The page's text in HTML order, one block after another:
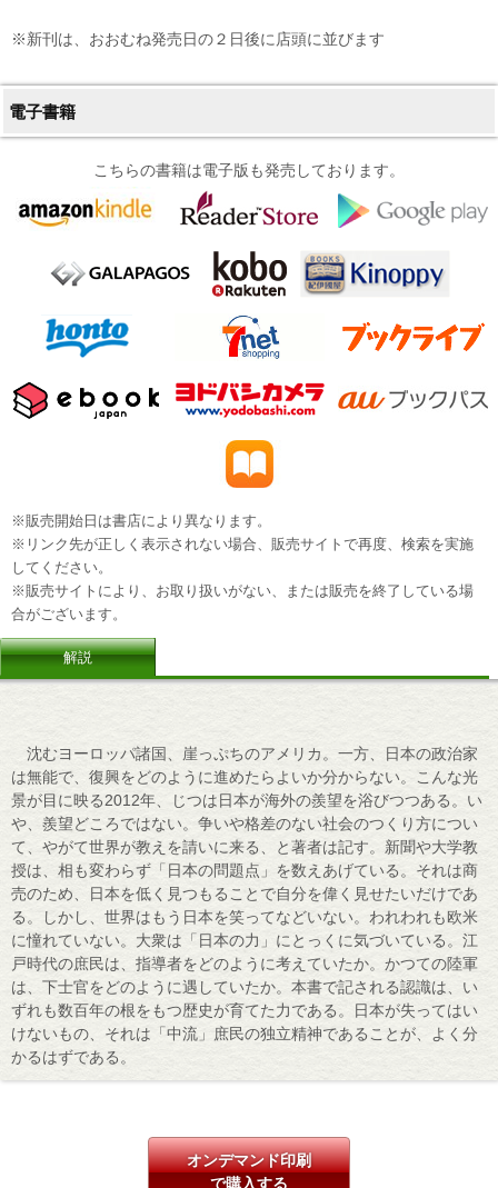
※新刊は、おおむね発売日の２日後に店頭に並びます
電子書籍
こちらの書籍は電子版も発売しております。
※販売開始日は書店により異なります。
※リンク先が正しく表示されない場合、販売サイトで再度、検索を実施
してください。
※販売サイトにより、お取り扱いがない、または販売を終了している場
合がございます。
解説
沈むヨーロッパ諸国、崖っぷちのアメリカ。一方、日本の政治家
は無能で、復興をどのように進めたらよいか分からない。こんな光
景が目に映る2012年、じつは日本が海外の羨望を浴びつつある。い
や、羨望どころではない。争いや格差のない社会のつくり方につい
て、やがて世界が教えを請いに来る、と著者は記す。新聞や大学教
授は、相も変わらず「日本の問題点」を数えあげている。それは商
売のため、日本を低く見つもることで自分を偉く見せたいだけであ
る。しかし、世界はもう日本を笑ってなどいない。われわれも欧米
に憧れていない。大衆は「日本の力」にとっくに気づいている。江
戸時代の庶民は、指導者をどのように考えていたか。かつての陸軍
は、下士官をどのように遇していたか。本書で記される認識は、い
ずれも数百年の根をもつ歴史が育てた力である。日本が失ってはい
けないもの、それは「中流」庶民の独立精神であることが、よく分
かるはずである。
オンデマンド印刷
で購入する